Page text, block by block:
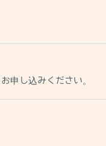
し込みください。